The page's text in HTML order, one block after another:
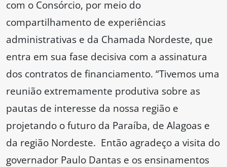
com o Consórcio, por meio do
compartilhamento de experiências
administrativas e da Chamada Nordeste, que
entra em sua fase decisiva com a assinatura
dos contratos de financiamento. “Tivemos uma
reunião extremamente produtiva sobre as
pautas de interesse da nossa região e
projetando o futuro da Paraíba, de Alagoas e
da região Nordeste. Então agradeço a visita do
governador Paulo Dantas e os ensinamentos